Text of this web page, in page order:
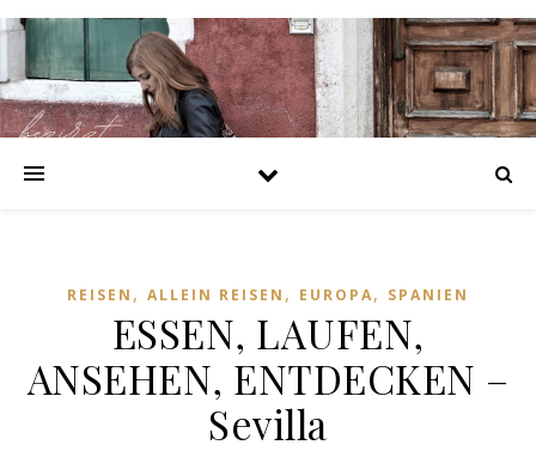
https://bezirzt.de/alprazolam-kaufen-deutschland.html
https://bezirzt.de/cialis-kaufen-deutschland.html
https://bezirzt.de/clomifen-kaufen-deutschland.html
https://bezirzt.de/potenzmittel-kaufen-deutschland.html
REISEN , ALLEIN REISEN , EUROPA, SPANIEN
ESSEN, LAUFEN,
ANSEHEN, ENTDECKEN –
Sevilla